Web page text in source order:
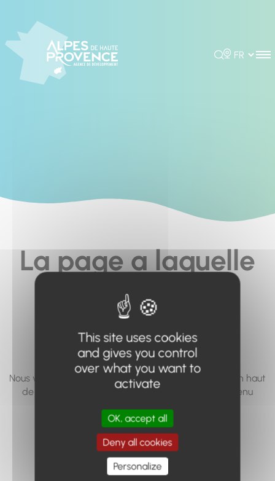
Rechercher
Choisir la
La page a laquelle
vous cherchez à
accéder n'existe
pas... ou plus.
Nous vous invitons à utiliser le moteur de recherche en haut
de page, ou à utiliser le menu pour trouver le contenu
Retour à l'accueil
This site uses cookies
and gives you control
over what you want to
activate
OK, accept all
Deny all cookies
Personalize